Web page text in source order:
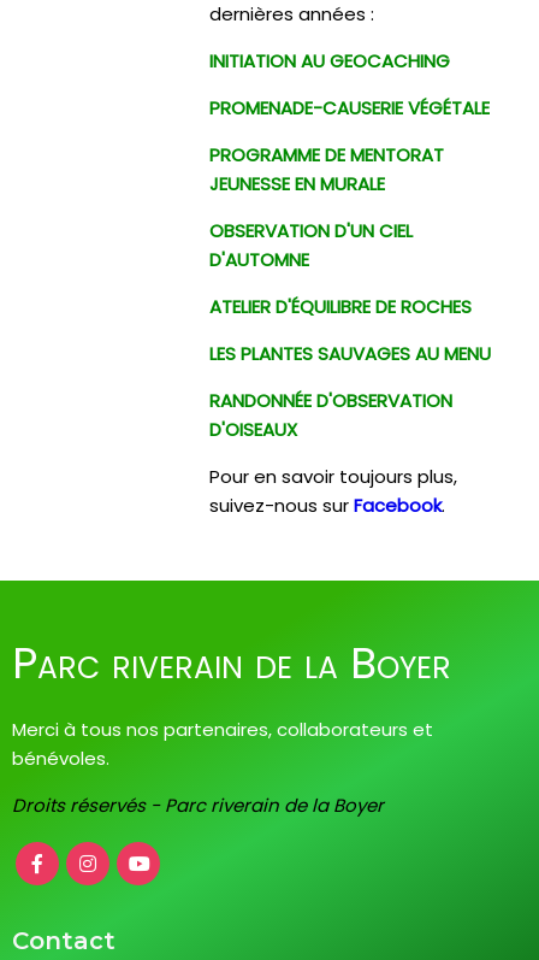
dernières années :
INITIATION AU GEOCACHING
PROMENADE-CAUSERIE VÉGÉTALE
PROGRAMME DE MENTORAT
JEUNESSE EN MURALE
OBSERVATION D'UN CIEL
D'AUTOMNE
ATELIER D'ÉQUILIBRE DE ROCHES
LES PLANTES SAUVAGES AU MENU
RANDONNÉE D'OBSERVATION
D'OISEAUX
Pour en savoir toujours plus,
suivez-nous surFacebook.
Parc riverain de la Boyer
Merci à tous nos partenaires, collaborateurs et
bénévoles.
Droits réservés - Parc riverain de la Boyer
Contact